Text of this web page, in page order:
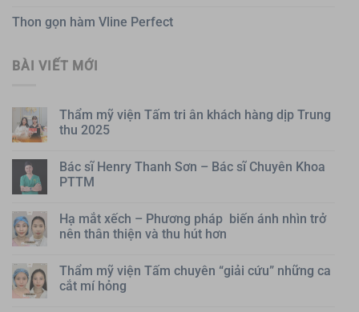
Thon gọn hàm Vline Perfect
BÀI VIẾT MỚI
Thẩm mỹ viện Tấm tri ân khách hàng dịp Trung
thu 2025
Bác sĩ Henry Thanh Sơn – Bác sĩ Chuyên Khoa
PTTM
Hạ mắt xếch – Phương pháp biến ánh nhìn trở
nên thân thiện và thu hút hơn
Thẩm mỹ viện Tấm chuyên “giải cứu” những ca
cắt mí hỏng